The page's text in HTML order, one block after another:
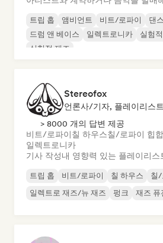
트립 홉 앰비언트 비트/로파이
댄
드럼 앤 베이스
일렉트로니카
실험
실험적 재즈
Stereofox
언론사/기자, 플레이리스
> 8000 개의 답변 제공
비트/로파이칠 하우스칠/로파이 힙합
일렉트로니카
기사 작성내 영향력 있는 플레이리
트립 홉 비트/로파이 칠 하우스 칠/
일렉트로 재즈/뉴 재즈
펑크 재즈 퓨